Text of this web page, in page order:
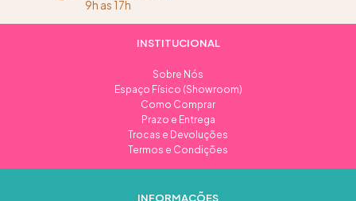
9h as 17h
INSTITUCIONAL
Sobre Nós
Espaço Físico (Showroom)
Como Comprar
Prazo e Entrega
Trocas e Devoluções
Termos e Condições
INFORMAÇÕES